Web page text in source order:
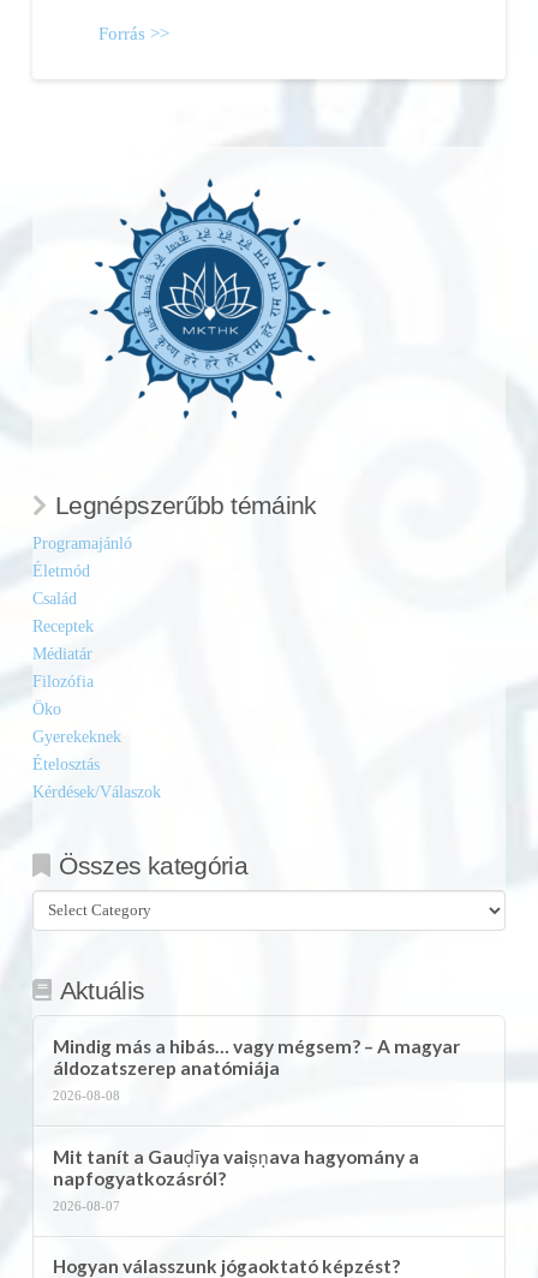
Forrás >>
Legnépszerűbb témáink
Programajánló
Életmód
Család
Receptek
Médiatár
Filozófia
Öko
Gyerekeknek
Ételosztás
Kérdések/Válaszok
Összes kategória
Összes
kategória
Aktuális
Mindig más a hibás… vagy mégsem? – A magyar
áldozatszerep anatómiája
2026-08-08
Mit tanít a Gauḍīya vaiṣṇava hagyomány a
napfogyatkozásról?
2026-08-07
Hogyan válasszunk jógaoktató képzést?